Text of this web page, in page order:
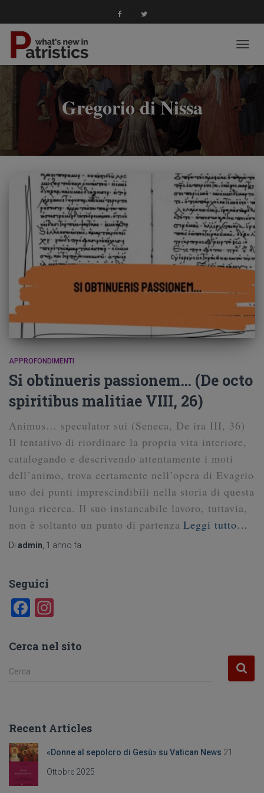
Gregorio di Nissa
APPROFONDIMENTI
Si obtinueris passionem… (De octo
spiritibus malitiae VIII, 26)
Animus… speculator sui (Seneca, De ira III, 36)
Il tentativo di riordinare la propria vita interiore,
catalogando e descrivendo attentamente i moti
dell’animo, trova certamente nell’opera di Evagrio
uno dei punti imprescindibili nella storia di questa
lunga ricerca. Il suo instancabile lavoro, tuttavia,
non è soltanto un punto di partenza Leggi tutto…
Di admin 1 anno fa
Seguici
F
c
o
k
a
Cerca nel sito
R
c
a
p
Cerca …
Recent Articles
«Donne al sepolcro di Gesù» su Vatican News 21
Ottobre 2025